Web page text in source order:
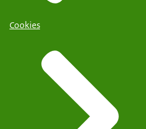
Cookies